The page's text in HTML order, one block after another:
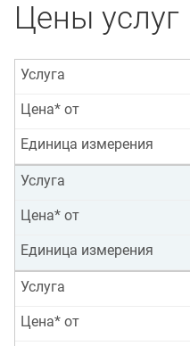
Цены услуг
Услуга
Цена* от
Единица измерения
Услуга
Цена* от
Единица измерения
Услуга
Цена* от